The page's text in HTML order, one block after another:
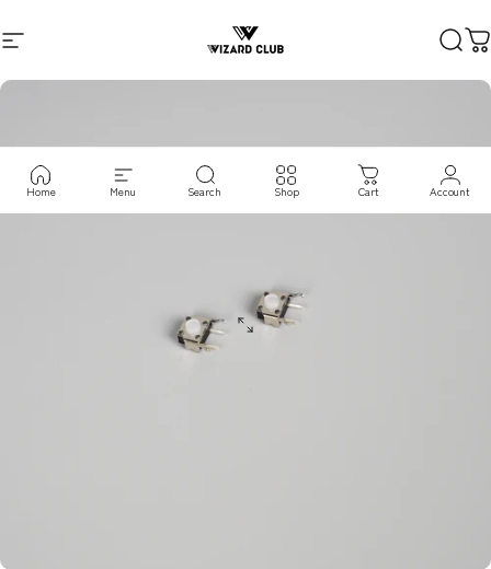
サイトナビゲーション
VIZARD CLUB 検索
Home Menu Search Shop Cart Account